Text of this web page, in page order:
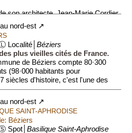
son architecte, Jean-Marie Cordier.
utilisée à un tiers pour les
nord-est ↗
Localité│Béziers
plus vieilles cités de France.
de Béziers compte 80·300
(98·000 habitants pour
siècles d'histoire, c'est l'une des
nord-est ↗
SAINT-APHRODISE
Béziers
Spot│Basilique Saint-Aphrodise